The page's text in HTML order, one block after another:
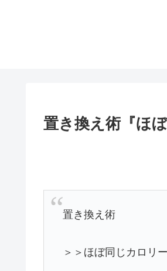
置き換え術『ほ
置き換え術
＞＞ほぼ同じカロリ